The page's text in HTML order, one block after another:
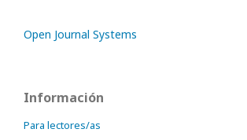
Open Journal Systems
Información
Para lectores/as